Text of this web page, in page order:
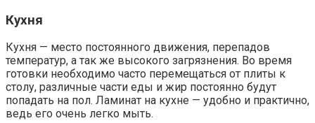
Кухня
Кухня — место постоянного движения, перепадов
температур, а так же высокого загрязнения. Во время
готовки необходимо часто перемещаться от плиты к
столу, различные части еды и жир постоянно будут
попадать на пол. Ламинат на кухне — удобно и практично,
ведь его очень легко мыть.